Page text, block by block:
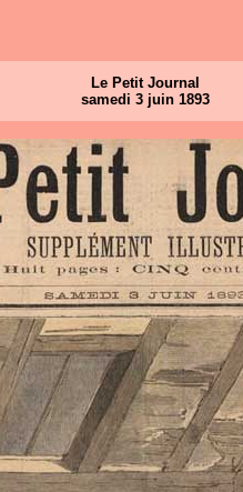
Le Petit Journal
samedi 3 juin 1893